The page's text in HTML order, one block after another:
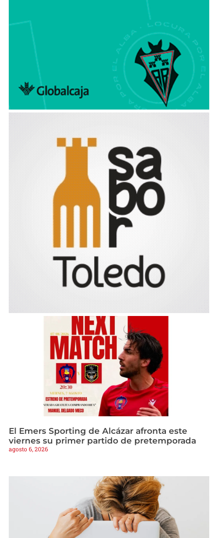
El Emers Sporting de Alcázar afronta este
viernes su primer partido de pretemporada
agosto 6, 2026